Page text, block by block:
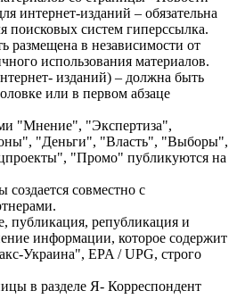
интернет-изданий – обязательна
поисковых систем гиперссылка.
размещена в независимости от
использования материалов.
изданий) – должна быть
или в первом абзаце
"Мнение", "Экспертиза",
"Деньги", "Власть", "Выборы",
"Промо" публикуются на
создается совместно с
публикация, републикация и
информации, которое содержит
Украина", EPA / UPG, строго
в разделе Я- Корреспондент